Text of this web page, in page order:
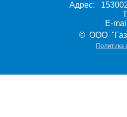
Адрес:
E-
© ООО
Политика